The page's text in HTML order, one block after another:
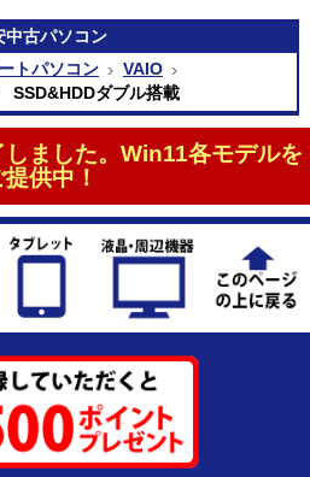
中古パソコン
トパソコン
VAIO
ダブル搭載
ました。Win11各モデルを
提供中！